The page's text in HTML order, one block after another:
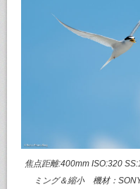
焦点距離:400mm ISO:320
ミング＆縮小 機材：